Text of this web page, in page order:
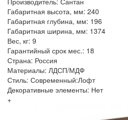
Габаритная высота, мм: 240
Габаритная глубина, мм: 196
Габаритная ширина, мм: 1374
Вес, кг: 9
Гарантийный срок мес.: 18
Страна: Россия
Материалы: ЛДСП/МДФ
Стиль: Современный:Лофт
Декоративные элементы: Нет
+